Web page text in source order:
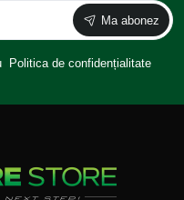
Ma abonez
Politica de confidențialitate